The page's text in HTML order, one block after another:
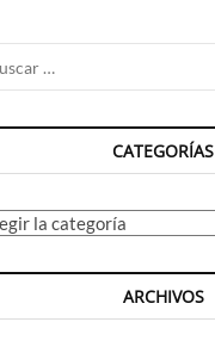
CATEGORÍAS
ARCHIVOS